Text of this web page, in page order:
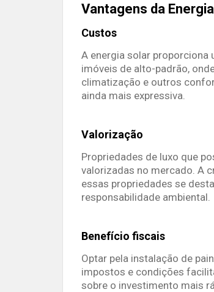
Vantagens da
Custos
A energia solar proporciona
imóveis de alto-padrão,
climatização e outros
ainda mais expressiva.
Valorização
Propriedades de luxo que
valorizadas no mercado. A
essas propriedades se
responsabilidade ambiental.
Benefício fiscais
Optar pela instalação de
impostos e condições
sobre o investimento mais